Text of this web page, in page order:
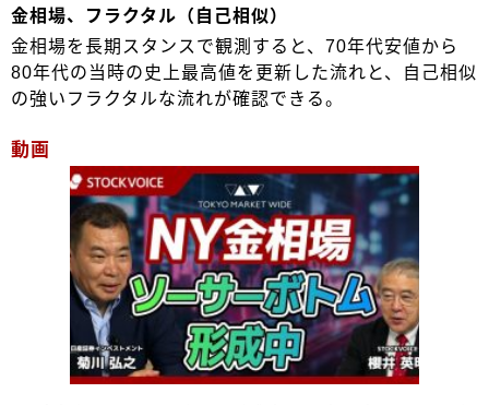
金相場、フラクタル（自己相似）
金相場を長期スタンスで観測すると、70年代安値から
80年代の当時の史上最高値を更新した流れと、自己相似
の強いフラクタルな流れが確認できる。
動画